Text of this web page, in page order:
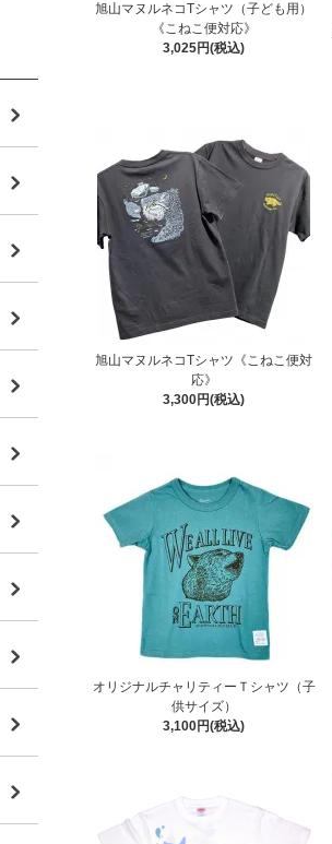
旭山マヌルネコTシャツ（子ども用）
《こねこ便対応》
3,025円(税込)
旭山マヌルネコTシャツ《こねこ便対
応》
3,300円(税込)
オリジナルチャリティーＴシャツ（子
供サイズ）
3,100円(税込)